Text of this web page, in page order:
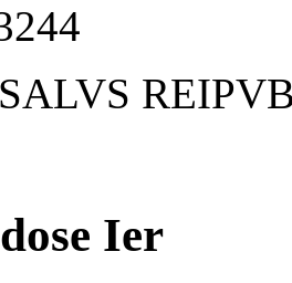
SALVS
Ier